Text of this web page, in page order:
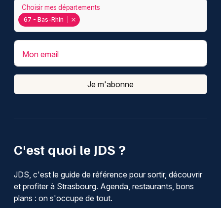
C'est quoi le JDS ?
JDS, c'est le guide de référence pour sortir, découvrir
et profiter à Strasbourg. Agenda, restaurants, bons
plans : on s'occupe de tout.
67 - Bas-Rhin
Choisir mes départements
Mon email
Je m'abonne